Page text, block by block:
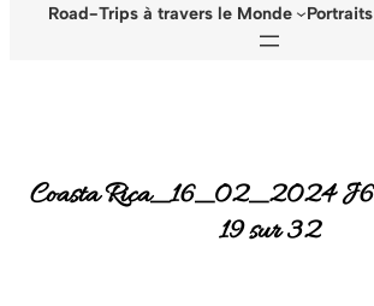
Road-Trips à travers le Monde Portraits
Coasta Rica_16_02_2024 J6
19 sur 32